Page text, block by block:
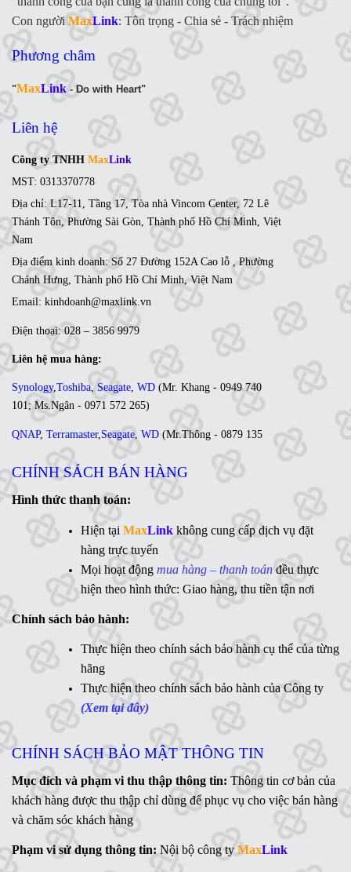
Con người MaxLink: Tôn trọng - Chia sẻ - Trách nhiệm
Phương châm
"MaxLink- Do with Heart"
Liên hệ
Công ty TNHH MaxLink
MST: 0313370778
Địa chỉ: L17-11, Tầng 17, Tòa nhà Vincom Center, 72 Lê
Thánh Tôn, Phường Sài Gòn, Thành phố Hồ Chí Minh, Việt
Nam
Địa điểm kinh doanh: Số 27 Đường 152A Cao lỗ , Phường
Chánh Hưng, Thành phố Hồ Chí Minh, Việt Nam
Email: kinhdoanh@maxlink.vn
Điện thoại: 028 – 3856 9979
Liên hệ mua hàng:
Synology,Toshiba, Seagate, WD (Mr. Khang - 0949 740
101; Ms.Ngân - 0971 572 265)
QNAP, Terramaster, Seagate WD (Mr.Thông - 0879 135
Ms. Lan Anh - 0984 441 810)
Ổ cứng di động,LCD,Networking, Linh kiện,....(Ms. Trâm
- 0944 908 249)
Synology , QNAP,Terramaster,Toshiba,Seagate,
,Ổ cứng di động ,LCD,Networking, Linh kiện,....(Ms.
Vân Anh - 0775 163 765)
Hotline:
MaxLink - 0906 730 778
. Linh - 0902 700 727
Mr. Ngữ - 0783 362 416
CHÍNH SÁCH BÁN HÀNG
Hình thức thanh toán:
Hiện tại MaxLink không cung cấp dịch vụ đặt
hàng trực tuyến
Mọi hoạt động mua hàng – thanh toán đều thực
hiện theo hình thức: Giao hàng, thu tiền tận nơi
Chính sách bảo hành:
Thực hiện theo chính sách bảo hành cụ thể của từng
hãng
Thực hiện theo chính sách bảo hành của Công ty
(Xem tại đây)
CHÍNH SÁCH BẢO MẬT THÔNG TIN
Mục đích và phạm vi thu thập thông tin: Thông tin cơ bản của
khách hàng được thu thập chỉ dùng để phục vụ cho việc bán hàng
và chăm sóc khách hàng
Phạm vi sử dụng thông tin: Nội bộ công tyMaxLink